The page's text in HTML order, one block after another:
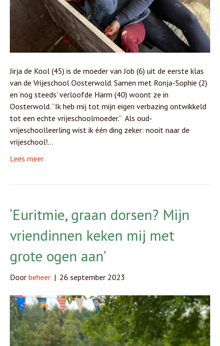
Jirja de Kool (45) is de moeder van Job (6) uit de eerste klas
van de Vrijeschool Oosterwold. Samen met Ronja-Sophie (2)
en ‘nog steeds’ verloofde Harm (40) woont ze in
Oosterwold. “Ik heb mij tot mijn eigen verbazing ontwikkeld
tot een echte vrijeschoolmoeder.” Als oud-
vrijeschoolleerling wist ik één ding zeker: nooit naar de
vrijeschool!…
Lees meer
‘Euritmie, graan dorsen? Mijn
vriendinnen keken mij met
grote ogen aan’
Door beheer | 26 september 2023